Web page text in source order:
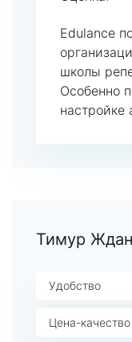
Edulance
школы
Особенно
настройке
Тимур
Удобство
Цена-качество